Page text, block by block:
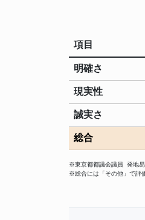
項目
明確さ
現実性
誠実さ
総合
※東京都都議会議員 発地易
※総合には「その他」で評